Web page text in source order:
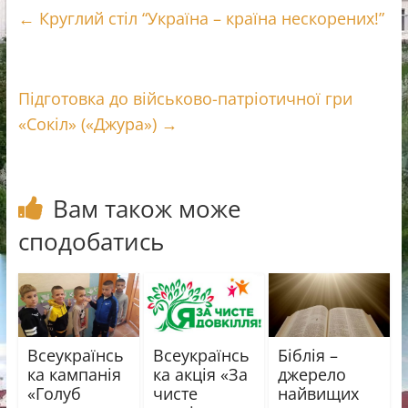
b
r
g
л
с
я
← Круглий стіл “Україна – країна нескорених!”
Підготовка до військово-патріотичної гри
«Сокіл» («Джура») →
Вам також може
сподобатись
Всеукраїнсь
ка кампанія
«Голуб
Всеукраїнсь
ка акція «За
чисте
Біблія –
джерело
найвищих